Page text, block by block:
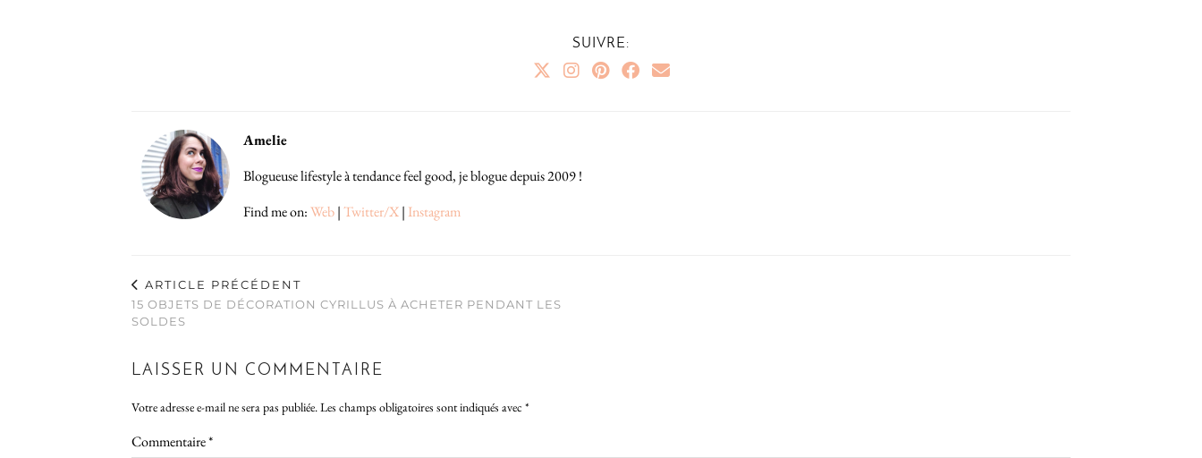
SUIVRE:
Amelie
Blogueuse lifestyle à tendance feel good, je blogue depuis 2009 !
Find me on:Web|Twitter/X| Instagram
ARTICLE PRÉCÉDENT
15 OBJETS DE DÉCORATION CYRILLUS À ACHETER PENDANT LES
SOLDES
LAISSER UN COMMENTAIRE
Votre adresse e-mail ne sera pas publiée. Les champs obligatoires sont indiqués avec *
Commentaire*